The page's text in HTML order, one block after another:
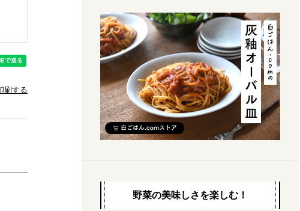
刷する
野菜の美味しさを楽しむ！